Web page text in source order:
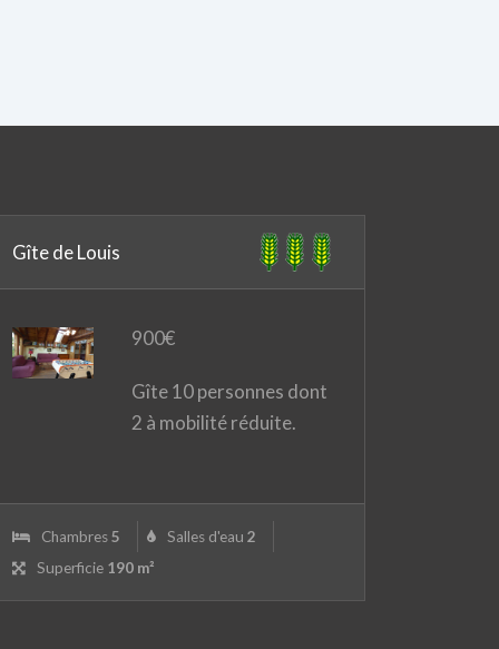
Gîte de Louis
900€
Gîte 10 personnes dont
2 à mobilité réduite.
Chambres5 Salles d'eau 2
Superficie 190 m²